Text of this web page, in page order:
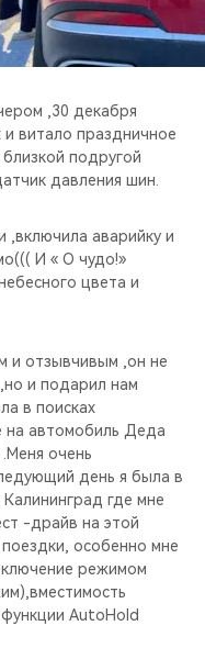
,30 декабря
и витало праздничное
подругой
давления шин.
,включила аварийку и
И « О чудо!»
цвета и
и отзывчивым ,он не
и подарил нам
в поисках
на автомобиль Деда
очень
день я была в
где мне
-драйв на этой
особенно мне
режимом
AutoHold